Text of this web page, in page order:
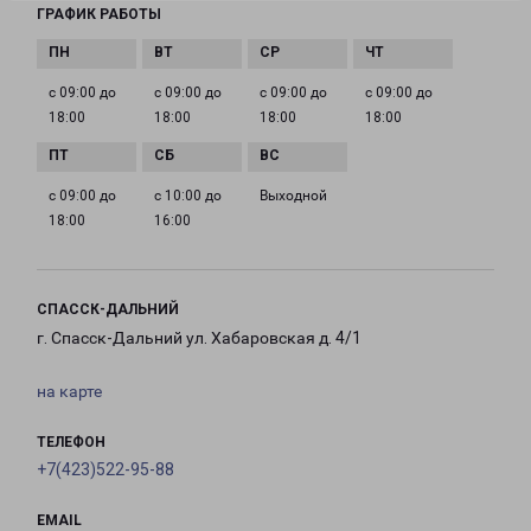
ГРАФИК РАБОТЫ
с 09:00 до
18:00
с 09:00 до
18:00
с 09:00 до
18:00
с 09:00 до
18:00
с 09:00 до
18:00
с 10:00 до
16:00
Выходной
СПАССК-ДАЛЬНИЙ
г. Спасск-Дальний ул. Хабаровская д. 4/1
на карте
ТЕЛЕФОН
+7(423)522-95-88
EMAIL